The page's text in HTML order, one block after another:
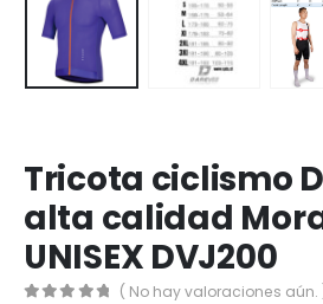
Tricota ciclismo
alta calidad
UNISEX DVJ200
( No hay valoraciones aún.